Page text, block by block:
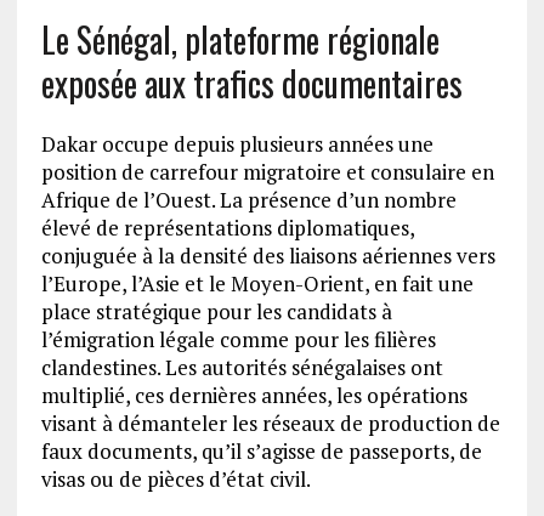
Le Sénégal, plateforme régionale
exposée aux trafics documentaires
Dakar occupe depuis plusieurs années une
position de carrefour migratoire et consulaire en
Afrique de l’Ouest. La présence d’un nombre
élevé de représentations diplomatiques,
conjuguée à la densité des liaisons aériennes vers
l’Europe, l’Asie et le Moyen-Orient, en fait une
place stratégique pour les candidats à
l’émigration légale comme pour les filières
clandestines. Les autorités sénégalaises ont
multiplié, ces dernières années, les opérations
visant à démanteler les réseaux de production de
faux documents, qu’il s’agisse de passeports, de
visas ou de pièces d’état civil.